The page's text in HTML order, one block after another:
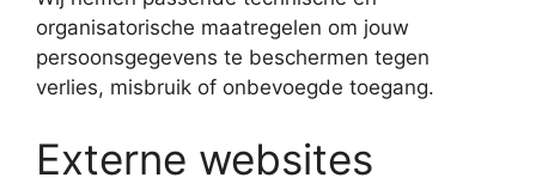
organisatorische maatregelen om jouw
persoonsgegevens te beschermen tegen
verlies, misbruik of onbevoegde toegang.
Externe websites